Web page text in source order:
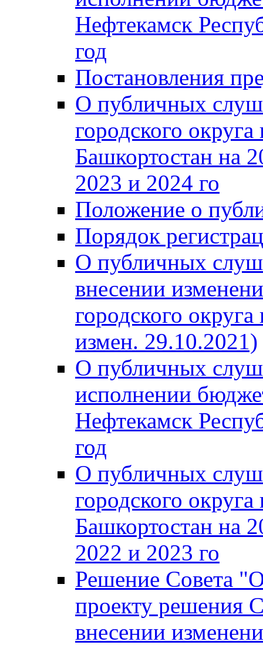
Нефтекамск
год
Постановления
О публичных
городского
Башкортостан на
2023 и 2024 го
Положение о
Порядок
О публичных
внесении
городского
измен. 29.10.2021)
О публичных
исполнении
Нефтекамск
год
О публичных
городского
Башкортостан на
2022 и 2023 го
Решение Совета
проекту решения
внесении